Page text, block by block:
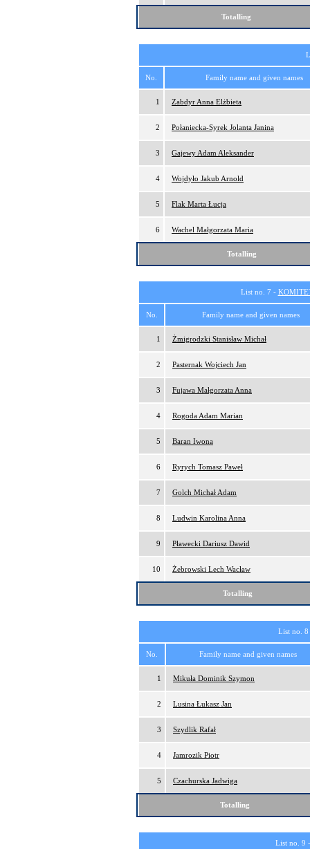
Totalling
No. Family name and given names
1 Zabdyr Anna Elżbieta
2 Połaniecka-Syrek Jolanta Janina
3 Gajewy Adam Aleksander
4 Wojdyło Jakub Arnold
5 Flak Marta Łucja
6 Wachel Małgorzata Maria
Totalling
List no. 7 -
No. Family name and given names
1 Żmigrodzki Stanisław Michał
2 Pasternak Wojciech Jan
3 Fujawa Małgorzata Anna
4 Rogoda Adam Marian
5 Baran Iwona
6 Ryrych Tomasz Paweł
7 Golch Michał Adam
8 Ludwin Karolina Anna
9 Pławecki Dariusz Dawid
10 Żebrowski Lech Wacław
Totalling
List no.
No. Family name and given names
1 Mikuła Dominik Szymon
2 Lusina Łukasz Jan
3 Szydlik Rafał
4 Jamrozik Piotr
5 Czachurska Jadwiga
Totalling
List no. 9